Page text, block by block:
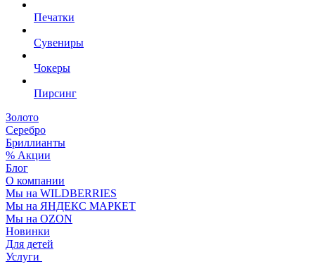
Печатки
Сувениры
Чокеры
Пирсинг
Золото
Серебро
Бриллианты
% Акции
Блог
О компании
Мы на WILDBERRIES
Мы на ЯНДЕКС МАРКЕТ
Мы на OZON
Новинки
Для детей
Услуги